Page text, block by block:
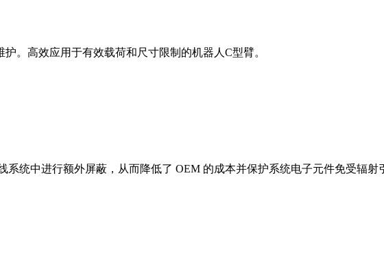
。高效应用于有效载荷和尺寸限制的机器人C型臂。
统中进行额外屏蔽，从而降低了 OEM 的成本并保护系统电子元件免受辐射